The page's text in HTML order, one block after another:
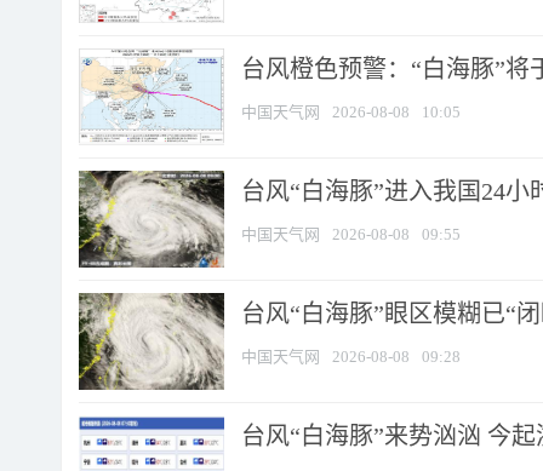
台风橙色预警：“白海豚”将
中国天气网 2026-08-08 10:05
台风“白海豚”进入我国24
中国天气网 2026-08-08 09:55
台风“白海豚”眼区模糊已“
中国天气网 2026-08-08 09:28
台风“白海豚”来势汹汹 今